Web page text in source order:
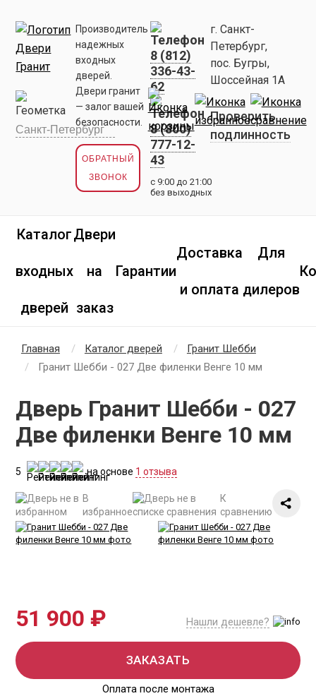
Производитель
надежных
входных
дверей.
Двери гранит
— залог вашей
безопасности.
ОБРАТНЫЙ
ЗВОНОК
8 (812)
336-43-
62
8 (800)
777-12-
43
с 9:00 до 21:00
без выходных
г. Санкт-
Петербург,
пос. Бугры,
Шоссейная 1А
Проверить
подлинность
Каталог
входных
дверей
Двери
на
заказ
Гарантии
Доставка
и оплата
Для
дилеров
Главная Каталог дверей
Гранит Шебби
Гранит Шебби - 027 Две филенки Венге 10 мм
Дверь Гранит Шебби - 027
Две филенки Венге 10 мм
5 на основе 1 отзыва
В
избранное
К
сравнению
51 900 ₽ Нашли дешевле?
ЗАКАЗАТЬ
Оплата после монтажа